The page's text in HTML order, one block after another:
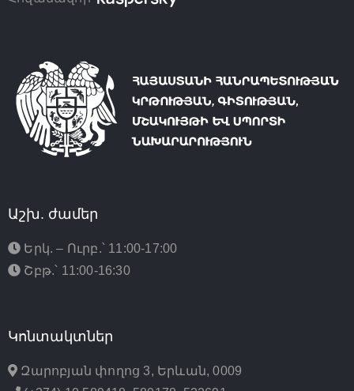
Աշխ. ժամեր
Երկ. – Ուրբ.՝ 11:00-17:00
Շբթ.՝ 11:00-16:30
Կոնտակտներ
Զարոբյան փողոց 3, Երևան, 0009